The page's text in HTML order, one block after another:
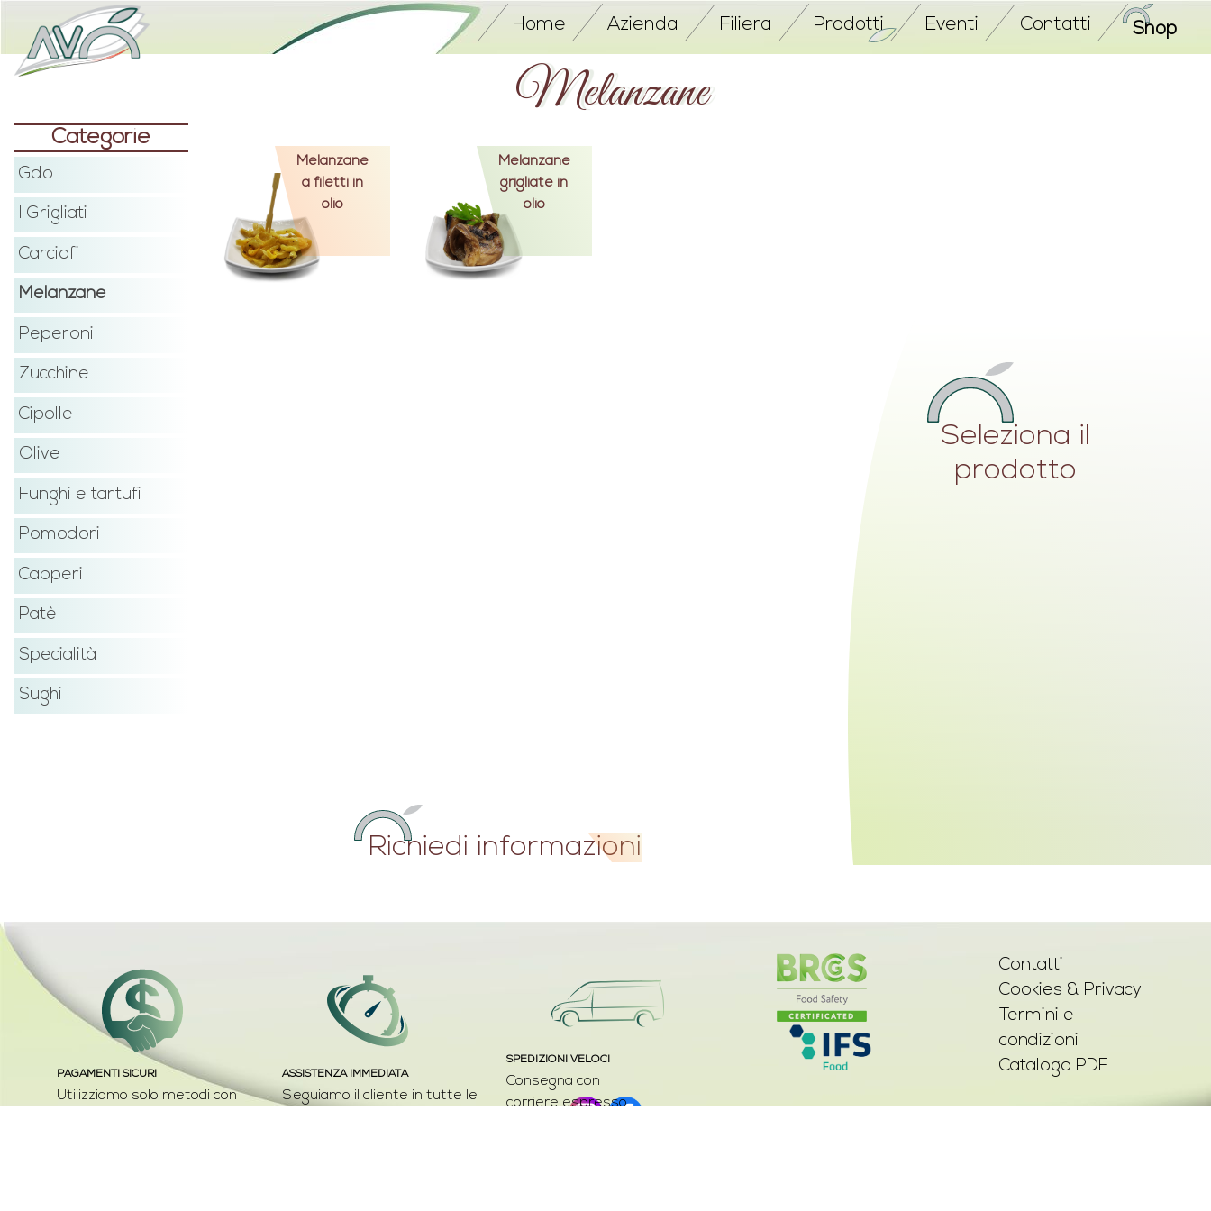
Home Azienda Filiera Prodotti Eventi Contatti Shop
Melanzane
Categorie
Gdo
I Grigliati
Carciofi
Melanzane
Peperoni
Zucchine
Cipolle
Olive
Funghi e tartufi
Pomodori
Capperi
Patè
Specialità
Sughi
Melanzane
a filetti in
olio
Melanzane
grigliate in
olio
Richiedi informazioni
Seleziona il
prodotto
PAGAMENTI SICURI
Utilizziamo solo metodi con
ASSISTENZA IMMEDIATA
Seguiamo il cliente in tutte le
SPEDIZIONI VELOCI
Consegna con
corriere espresso
Contatti
Cookies & Privacy
Termini e
condizioni
Catalogo PDF